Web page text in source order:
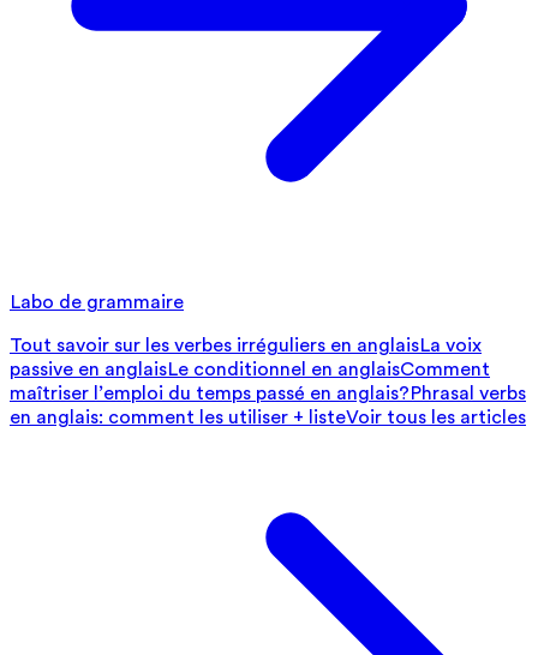
Labo de grammaire
Tout savoir sur les verbes irréguliers en anglaisLa voix
passive en anglaisLe conditionnel en anglaisComment
maîtriser l’emploi du temps passé en anglais?Phrasal verbs
en anglais: comment les utiliser + listeVoir tous les articles